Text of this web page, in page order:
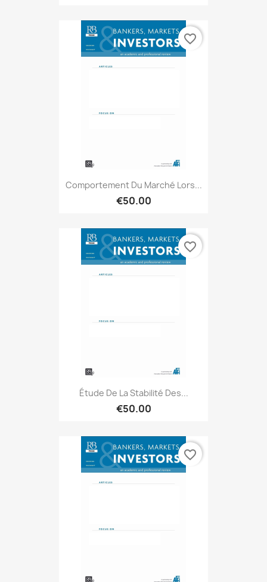
Comportement Du Marché Lors...
€50.00
favorite_border
Étude De La Stabilité Des...
€50.00
favorite_border
favorite_border